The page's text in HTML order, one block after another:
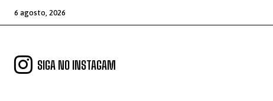
6 agosto, 2026
SIGA NO INSTAGAM